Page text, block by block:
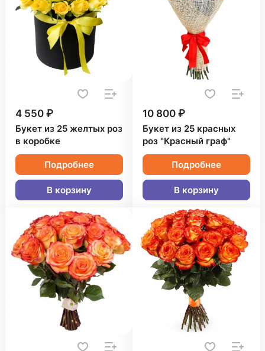
4 550 ₽
Букет из 25 желтых роз
в коробке
Подробнее
В корзину
10 800 ₽
Букет из 25 красных
роз "Красный граф"
Подробнее
В корзину